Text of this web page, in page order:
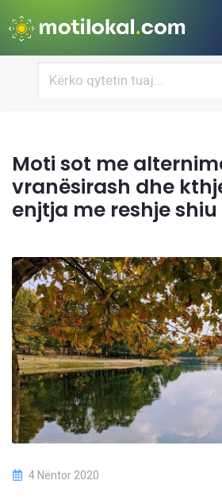
Moti sot me
vranësirash dhe
enjtja me reshje
4 Nëntor 2020